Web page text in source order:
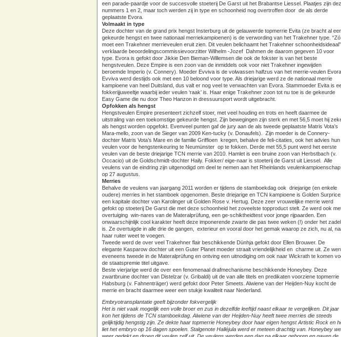
een parade-paardje voor de succesvolle stoeterij De Garst uit het Brabantse Liessel. Plaatjes zijn
nummers 1 en 2, maar toch werden zij in type en schoonheid nog overtroffen door de als derde
geplaatste Evora.
Volmaakt in type
Deze dochter van de grand prix hengst Insterburg uit de gelauwerde topmerrie Evita (ze bracht al
gekeurde hengst en twee nationaal merriekampioenen) is de verwording van het Trakehner type. “Zó
moet een Trakehner merrieveulen eruit zien. Dit veulen belichaamt het Trakehner schoonheidsideaal”
verklaarde beoordelingscommissievoorzitter Wilhelm -Jozef Dahmen de daarom gegeven 10 voor
type. Evora is gefokt door Jikkie Den Bieman-Willemsen die ook de fokster is van het beste
hengstveulen. Deze Empire is een zoon van de inmiddels ook voor niet Trakehner ingewijden
beroemde Imperio (v. Connery). Moeder Evviva is de volwassen halfzus van het merrie-veulen Evora.
Evviva werd destijds ook met een 10 beloond voor type. Als driejarige werd ze de nationaal merrie
kampioene van heel Duitsland, dus valt er nog veel te verwachten van Evora. Stammoeder Evita is
fokkerijjuweeltje waarbij ieder veulen ‘raak’ is. Haar enige Trakehner zoon tot nu toe is de gekeurde
Easy Game die nu door Theo Hanzon in dressuursport wordt uitgebracht.
Opfokken als hengst
Hengstveulen Empire presenteert zichzelf stoer, met veel houding en trots en heeft daarmee de
uitstraling van een toekomstige gekeurde hengst. Zijn bewegingen zijn sterk en met 56,5 moet hij
als hengst worden opgefokt. Evenveel punten gaf de jury aan de als tweede geplaatste Matris Vota’s
Mara-mello, zoon van de Sieger van 2009 Ken-tucky (v. Donaufels). Zijn moeder is de Connery-
dochter Matris Vota’s Mare en de familie Griffioen kregen, behalve de feli-citaties, ook het advies hun
veulen voor de hengstenkeuring te Neumünster op te fokken. Derde met 55,5 punt werd het eerste
veulen van de beste driejarige TCN merrie van 2010. Hamlet is een bruine zoon van Herbstbach (v.
Occacio) uit de Goldschmidt-dochter Haily. Fokker/ eige-naar is stoeterij de Garst uit Liessel. Alle
veulens van de eindring zijn uitgenodigd om deel te nemen aan het Rheinlands veulenkampioenschap
op 27 augustus.
Merries
Behalve de veulens van jaargang 2011 worden er tijdens de stamboekdag ook driejarige (en enkele
oudere) merries in het stamboek opgenomen. Beste driejarige en TCN kampioene is Golden Surprice,
een kapitale dochter van Karolinger uit Golden Rose v. Hertug. Deze zeer vrouwelijke merrie werd
gefokt op stoeterij De Garst die met deze schoonheid het zoveelste topproduct stelt. Ze werd ook
overtuiging win-nares van de Materalprüfung, een ge-schiktheidtest voor jonge rijpaarden. Een
onwaarschijnlijk cool karakter heeft deze imponerende zwarte die pas twee weken (!) onder het zadel
is. Ze overtuigde in alle drie de gangen, exterieur en vooral door het gemak waarop ze zich, nu al,
haar ruiter weet te voegen.
Tweede werd de over veel Trakehner flair beschikkende Dünhja gefokt door Ellen Brouwer. De
elegante Kasparow dochter uit een Guter Planet moeder straalt vriendelijkheid en charme uit. Ze
eveneens tweede in de Materalprüfung en ontving een uitnodiging om ook naar Wickrath te komen
de staatspremie titel uitgave.
Beste vierjarige werd de over een fenomenaal drafmechanisme beschikkende Honeybey. Deze
zwartbruine dochter van Distelzar (v. Gribaldi) uit de van alle titels en predikaten voorziene topmerrie
Habsburg (v. Fahnenträger) werd gefokt door Peter Smeets. Alwiene van der Heijden-Nuy kocht de
merrie en bracht daarmee weer een stukje kwaliteit naar Nederland.
Embryotransplantatie geeft bijzonder fokvergelijk
Het is niet vaak mogelijk een volle broer en zus in dezelfde leeftijd naast elkaar te vergelijken. Dit jaar
kon het tijdens de TCN stamboekdag. Alwiene van der Heijden-Nuy heeft twee merries die steeds
gelijktijdig hengstig zijn. Ze dekte haar topmerrie Honeybey door haar eigen hengst Artistic Rock en
liet het embryo op 16 dagen spoelen. Stalgenote Halléjula werd er meteen drachtig van. Honeybey